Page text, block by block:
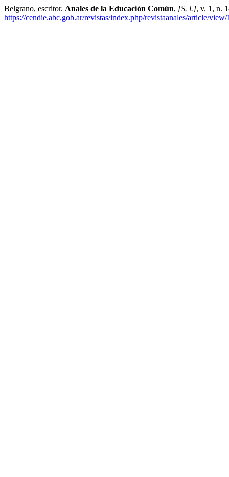
Belgrano, escritor. Anales de la Educación Común, [S. l.], v. 1, n.
https://cendie.abc.gob.ar/revistas/index.php/revistaanales/article/view/